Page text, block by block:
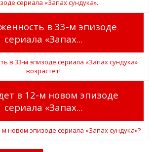
в 33-м эпизоде
сериала «Запах...
в 12-м новом эпизоде
сериала «Запах...